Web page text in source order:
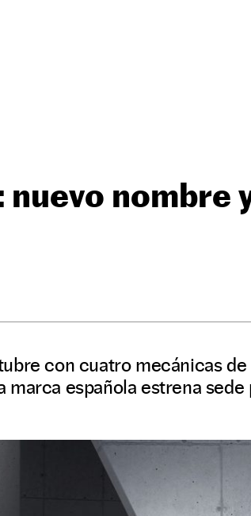
nuevo nombre
con cuatro mecánicas de
marca española estrena